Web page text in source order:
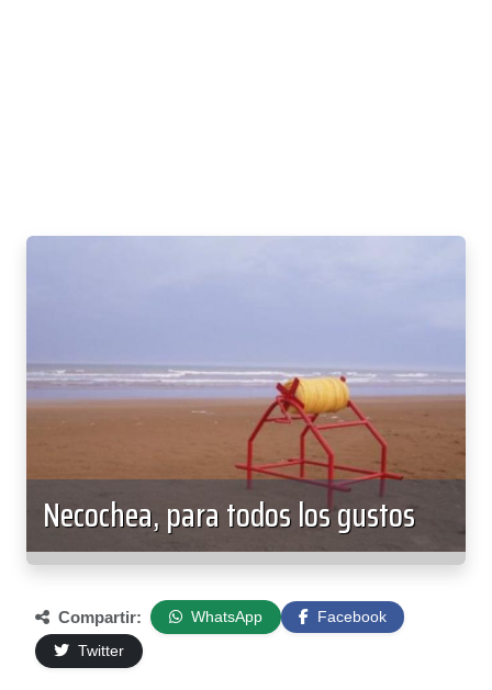
Necochea, para todos los gustos
Compartir: WhatsApp
Facebook
Twitter